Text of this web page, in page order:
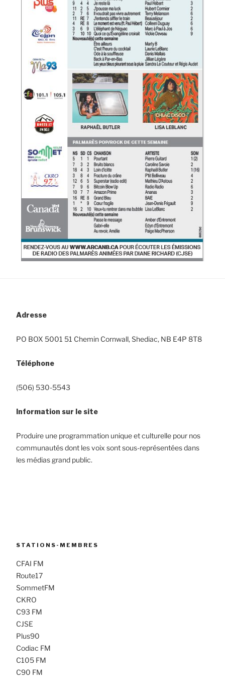
Adresse
PO BOX 5001 51 Chemin Cornwall, Shediac, NB E4P 8T8
Téléphone
(506) 530-5543
Information sur le site
Produire une programmation unique et culturelle pour nos
communautés dont les voix sont sous-représentées dans
les médias grand public.
STATIONS-MEMBRES
CFAI FM
Route17
SommetFM
CKRO
C93 FM
CJSE
Plus90
Codiac FM
C105 FM
C90 FM